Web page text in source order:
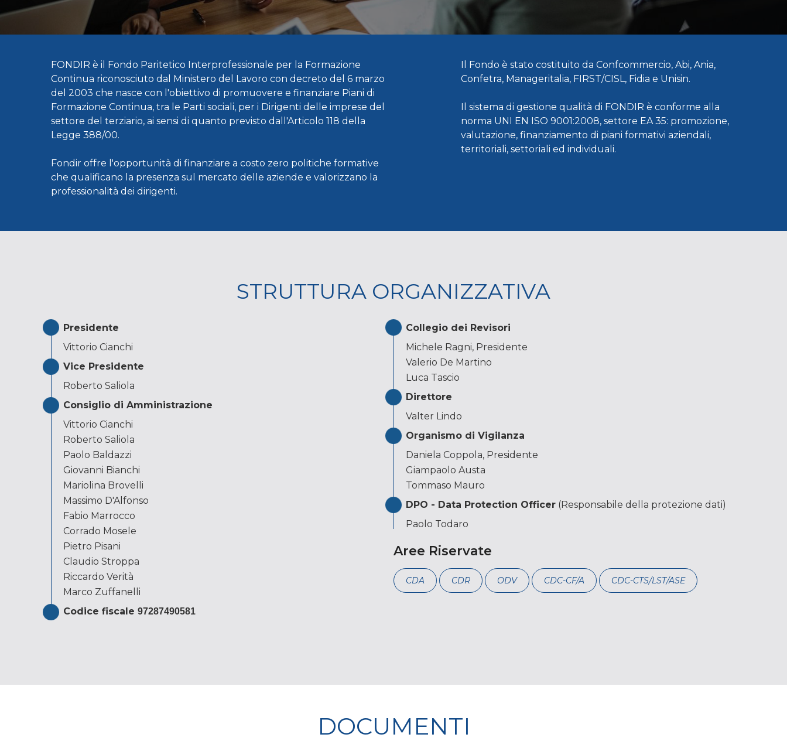
FONDIR è il Fondo Paritetico Interprofessionale per la Formazione
Continua riconosciuto dal Ministero del Lavoro con decreto del 6 marzo
del 2003 che nasce con l'obiettivo di promuovere e finanziare Piani di
Formazione Continua, tra le Parti sociali, per i Dirigenti delle imprese del
settore del terziario, ai sensi di quanto previsto dall'Articolo 118 della
Legge 388/00.
Fondir offre l'opportunità di finanziare a costo zero politiche formative
che qualificano la presenza sul mercato delle aziende e valorizzano la
professionalità dei dirigenti.
Il Fondo è stato costituito da Confcommercio, Abi, Ania,
Confetra, Manageritalia, FIRST/CISL, Fidia e Unisin.
Il sistema di gestione qualità di FONDIR è conforme alla
norma UNI EN ISO 9001:2008, settore EA 35: promozione,
valutazione, finanziamento di piani formativi aziendali,
territoriali, settoriali ed individuali.
STRUTTURA ORGANIZZATIVA
Presidente
Vittorio Cianchi
Vice Presidente
Roberto Saliola
Consiglio di Amministrazione
Vittorio Cianchi
Roberto Saliola
Paolo Baldazzi
Giovanni Bianchi
Mariolina Brovelli
Massimo D'Alfonso
Fabio Marrocco
Corrado Mosele
Pietro Pisani
Claudio Stroppa
Riccardo Verità
Marco Zuffanelli
Codice fiscale 97287490581
Collegio dei Revisori
Michele Ragni, Presidente
Valerio De Martino
Luca Tascio
Direttore
Valter Lindo
Organismo di Vigilanza
Daniela Coppola, Presidente
Giampaolo Austa
Tommaso Mauro
DPO - Data Protection Officer (Responsabile della protezione dati)
Paolo Todaro
Aree Riservate
CDA CDR ODV CDC-CF/A CDC-CTS/LST/ASE
DOCUMENTI